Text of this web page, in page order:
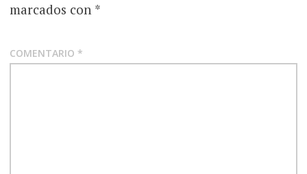
marcados con *
COMENTARIO *